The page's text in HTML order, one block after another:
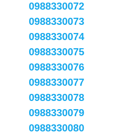
0988330072
0988330073
0988330074
0988330075
0988330076
0988330077
0988330078
0988330079
0988330080